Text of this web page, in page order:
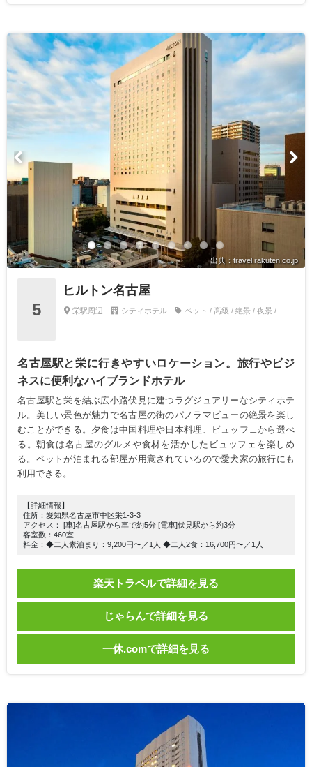
出典：travel.rakuten.co.jp
5
ヒルトン名古屋
栄駅周辺 シティホテル ペット / 高級 / 絶景 / 夜景 /
名古屋駅と栄に行きやすいロケーション。旅行やビジ
ネスに便利なハイブランドホテル
名古屋駅と栄を結ぶ広小路伏見に建つラグジュアリーなシティホテ
ル。美しい景色が魅力で名古屋の街のパノラマビューの絶景を楽し
むことができる。夕食は中国料理や日本料理、ビュッフェから選べ
る。朝食は名古屋のグルメや食材を活かしたビュッフェを楽しめ
る。ペットが泊まれる部屋が用意されているので愛犬家の旅行にも
利用できる。
【詳細情報】
住所：愛知県名古屋市中区栄1-3-3
アクセス： [車]名古屋駅から車で約5分 [電車]伏見駅から約3分
客室数：460室
料金：◆二人素泊まり：9,200円〜／1人 ◆二人2食：16,700円〜／1人
楽天トラベルで詳細を見る
じゃらんで詳細を見る
一休.comで詳細を見る